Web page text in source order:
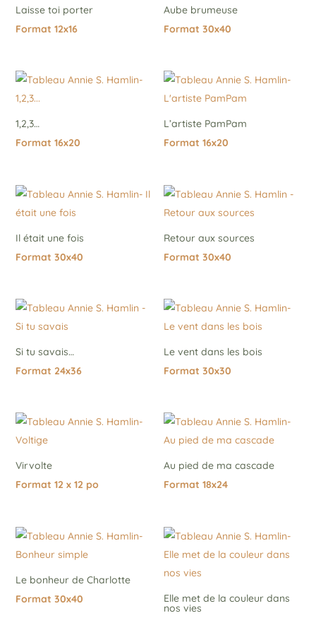
Laisse toi porter
Format 12x16
Aube brumeuse
Format 30x40
1,2,3…
Format 16x20
L’artiste PamPam
Format 16x20
Il était une fois
Format 30x40
Retour aux sources
Format 30x40
Si tu savais…
Format 24x36
Le vent dans les bois
Format 30x30
Virvolte
Format 12 x 12 po
Au pied de ma cascade
Format 18x24
Le bonheur de Charlotte
Format 30x40
Elle met de la couleur dans
nos vies